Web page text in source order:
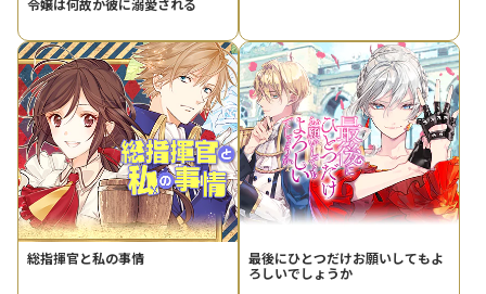
令嬢は何故か彼に溺愛される
総指揮官と私の事情
最後にひとつだけお願いしてもよ
ろしいでしょうか